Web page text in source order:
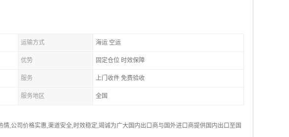
运输方式 海运 空运
优势 固定仓位 时效保障
服务 上门收件 免费验收
服务地区 全国
,公司价格实惠,渠道安全,时效稳定,竭诚为广大国内出口商与国外进口商提供国内出口至国